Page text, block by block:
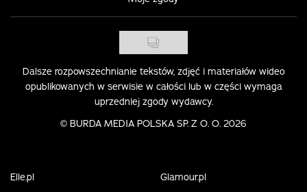
Dalsze rozpowszechnianie tekstów, zdjęć i materiałów wideo
opublikowanych w serwisie w całości lub w części wymaga
uprzedniej zgody wydawcy.
© BURDA MEDIA POLSKA SP. Z O. O. 2026
Elle.pl
Glamour.pl